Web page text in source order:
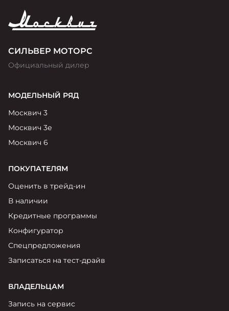
СИЛЬВЕР МОТОРС
Официальный дилер
МОДЕЛЬНЫЙ РЯД
Москвич 3
Москвич 3е
Москвич 6
ПОКУПАТЕЛЯМ
Оценить в трейд-ин
В наличии
Кредитные программы
Конфигуратор
Спецпредложения
Записаться на тест-драйв
ВЛАДЕЛЬЦАМ
Запись на сервис